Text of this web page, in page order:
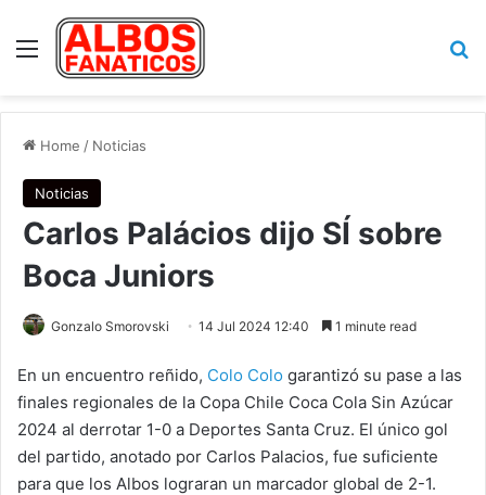
Menu
Home / Noticias
Noticias
Carlos Palácios dijo SÍ sobre
Boca Juniors
Gonzalo Smorovski 14 Jul 2024 12:40 1 minute read
En un encuentro reñido, Colo Colo garantizó su pase a las
finales regionales de la Copa Chile Coca Cola Sin Azúcar
2024 al derrotar 1-0 a Deportes Santa Cruz. El único gol
del partido, anotado por Carlos Palacios, fue suficiente
para que los Albos lograran un marcador global de 2-1.